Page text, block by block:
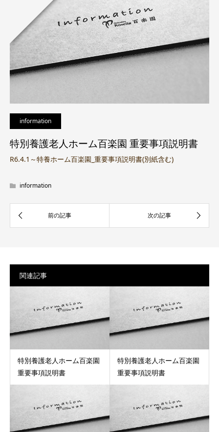
information
特別養護老人ホーム百楽園 重要事項説明書
R6.4.1～特養ホーム百楽園_重要事項説明書(別紙含む)
information
関連記事
特別養護老人ホーム百楽園
重要事項説明書
特別養護老人ホーム百楽園
重要事項説明書